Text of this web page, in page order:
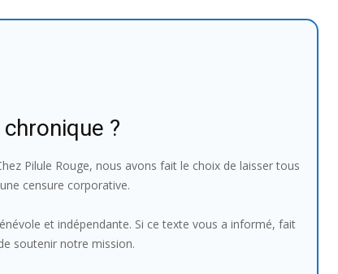
?
Pilule Rouge, nous avons fait le choix de laisser tous
censure corporative.
et indépendante. Si ce texte vous a informé, fait
soutenir notre mission.